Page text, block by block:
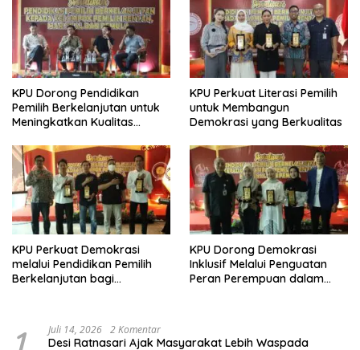
KPU Dorong Pendidikan
Pemilih Berkelanjutan untuk
Meningkatkan Kualitas
KPU Perkuat Literasi Pemilih
untuk Membangun
Demokrasi yang Berkualitas
KPU Perkuat Demokrasi
melalui Pendidikan Pemilih
Berkelanjutan bagi
KPU Dorong Demokrasi
Inklusif Melalui Penguatan
Peran Perempuan dalam
Juli 14, 2026 2 Komentar
Desi Ratnasari Ajak Masyarakat Lebih Waspada